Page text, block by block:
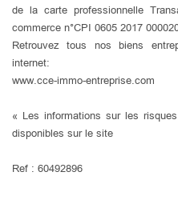
de la carte professionnelle
commerce n°CPI 0605 2017
Retrouvez tous nos biens
internet:
www.cce-immo-entreprise.com
« Les informations sur les
disponibles sur le site
Ref : 60492896